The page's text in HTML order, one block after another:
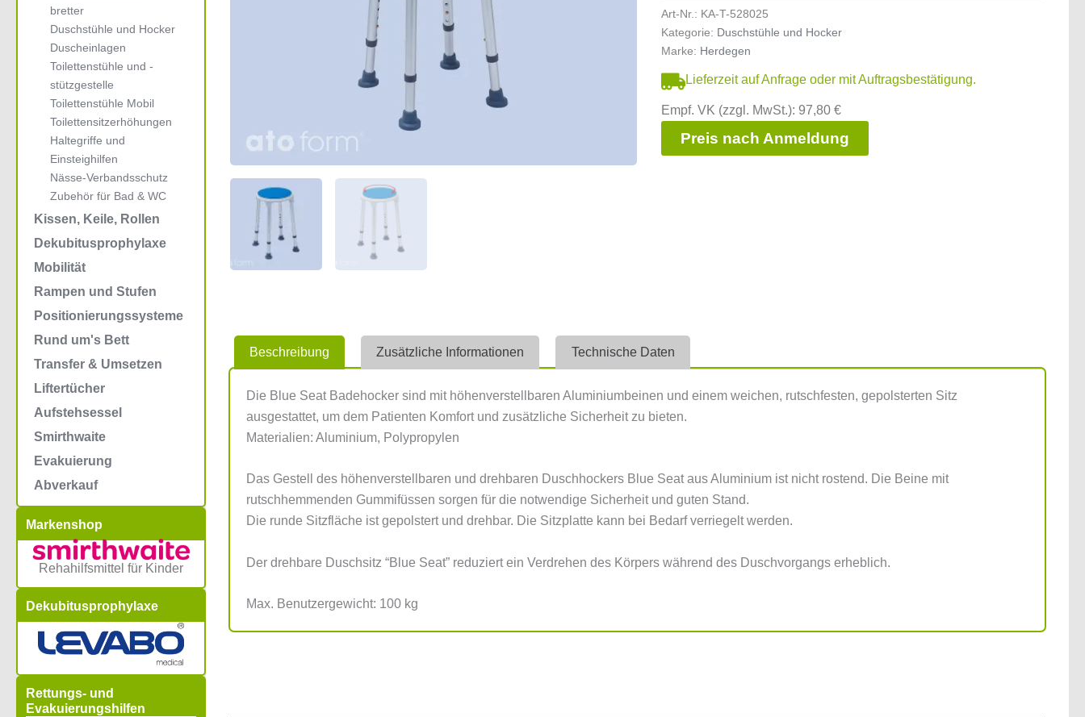
bretter
Duschstühle und Hocker
Duscheinlagen
Toilettenstühle und -
stützgestelle
Toilettenstühle Mobil
Toilettensitzerhöhungen
Haltegriffe und
Einsteighilfen
Nässe-Verbandsschutz
Zubehör für Bad & WC
Kissen, Keile, Rollen
Dekubitusprophylaxe
Mobilität
Rampen und Stufen
Positionierungssysteme
Rund um's Bett
Transfer & Umsetzen
Liftertücher
Aufstehsessel
Smirthwaite
Evakuierung
Abverkauf
Markenshop
Rehahilfsmittel für Kinder
Dekubitusprophylaxe
Rettungs- und
Evakuierungshilfen
Art-Nr.: KA-T-528025
Kategorie: Duschstühle und Hocker
Marke: Herdegen
Lieferzeit auf Anfrage oder mit Auftragsbestätigung.
Empf. VK (zzgl. MwSt.): 97,80 €
Preis nach Anmeldung
Beschreibung Zusätzliche Informationen Technische Daten
Die Blue Seat Badehocker sind mit höhenverstellbaren Aluminiumbeinen und einem weichen, rutschfesten, gepolsterten Sitz
ausgestattet, um dem Patienten Komfort und zusätzliche Sicherheit zu bieten.
Materialien: Aluminium, Polypropylen
Das Gestell des höhenverstellbaren und drehbaren Duschhockers Blue Seat aus Aluminium ist nicht rostend. Die Beine mit
rutschhemmenden Gummifüssen sorgen für die notwendige Sicherheit und guten Stand.
Die runde Sitzfläche ist gepolstert und drehbar. Die Sitzplatte kann bei Bedarf verriegelt werden.
Der drehbare Duschsitz “Blue Seat” reduziert ein Verdrehen des Körpers während des Duschvorgangs erheblich.
Max. Benutzergewicht: 100 kg